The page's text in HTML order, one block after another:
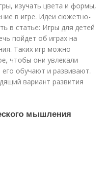
изучать цвета и формы,
в игре. Идеи сюжетно-
в статье: Игры для детей
пойдет об играх на
Таких игр можно
чтобы они увлекали
обучают и развивают.
вариант развития
мышления